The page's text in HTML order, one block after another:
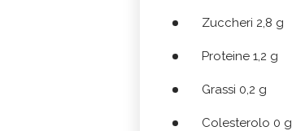
Zuccheri 2,8 g
Proteine 1,2 g
Grassi 0,2 g
Colesterolo 0 g